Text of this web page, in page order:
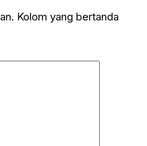
Kolom yang bertanda